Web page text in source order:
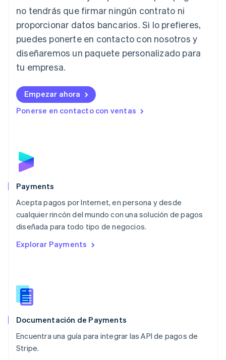
no tendrás que firmar ningún contrato ni
proporcionar datos bancarios. Si lo prefieres,
puedes ponerte en contacto con nosotros y
diseñaremos un paquete personalizado para
tu empresa.
Empezar ahora
Ponerse en contacto con ventas
Payments
Acepta pagos por Internet, en persona y desde
cualquier rincón del mundo con una solución de pagos
diseñada para todo tipo de negocios.
Explorar Payments
Documentación de Payments
Encuentra una guía para integrar las API de pagos de
Stripe.
Italia
ItalianoEnglish
Japón
日本語 English
Letonia
Liechtenstein
Lituania
English
Luxemburgo
Malta
English
EspañolEnglish
English
Nueva Zelanda
English
NederlandsEnglish
Português
RAE de Hong Kong, China
Reino Unido
República Checa
English